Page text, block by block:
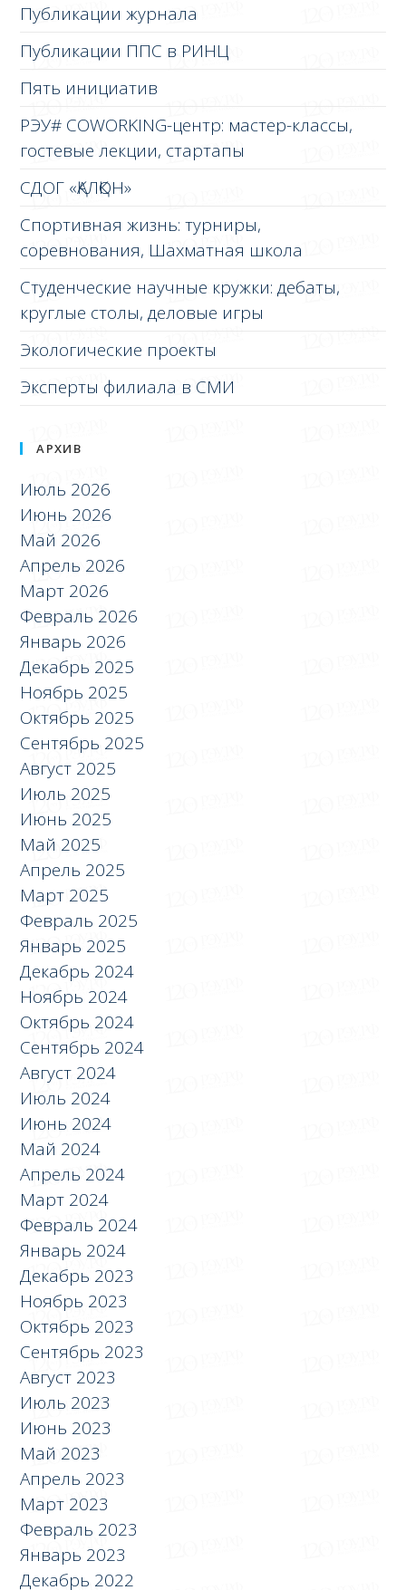
Публикации журнала
Публикации ППС в РИНЦ
Пять инициатив
РЭУ# COWORKING-центр: мастер-классы,
гостевые лекции, стартапы
СДОГ «ҚАЛҚОН»
Спортивная жизнь: турниры,
соревнования, Шахматная школа
Студенческие научные кружки: дебаты,
круглые столы, деловые игры
Экологические проекты
Эксперты филиала в СМИ
АРХИВ
Июль 2026
Июнь 2026
Май 2026
Апрель 2026
Март 2026
Февраль 2026
Январь 2026
Декабрь 2025
Ноябрь 2025
Октябрь 2025
Сентябрь 2025
Август 2025
Июль 2025
Июнь 2025
Май 2025
Апрель 2025
Март 2025
Февраль 2025
Январь 2025
Декабрь 2024
Ноябрь 2024
Октябрь 2024
Сентябрь 2024
Август 2024
Июль 2024
Июнь 2024
Май 2024
Апрель 2024
Март 2024
Февраль 2024
Январь 2024
Декабрь 2023
Ноябрь 2023
Октябрь 2023
Сентябрь 2023
Август 2023
Июль 2023
Июнь 2023
Май 2023
Апрель 2023
Март 2023
Февраль 2023
Январь 2023
Декабрь 2022